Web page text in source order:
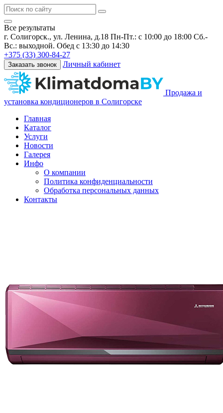
Все результаты
г. Солигорск., ул. Ленина, д.18 Пн-Пт.: с 10:00 до 18:00 Сб.-
Вс.: выходной. Обед с 13:30 до 14:30
+375 (33) 300-84-27
Заказать звонок Личный кабинет
Продажа и
установка кондиционеров в Солигорске
Главная
Каталог
Услуги
Новости
Галерея
Инфо
О компании
Политика конфиденциальности
Обработка персональных данных
Контакты